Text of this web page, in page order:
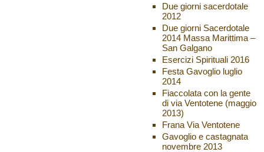
Due giorni sacerdotale
2012
Due giorni Sacerdotale
2014 Massa Marittima –
San Galgano
Esercizi Spirituali 2016
Festa Gavoglio luglio
2014
Fiaccolata con la gente
di via Ventotene (maggio
2013)
Frana Via Ventotene
Gavoglio e castagnata
novembre 2013